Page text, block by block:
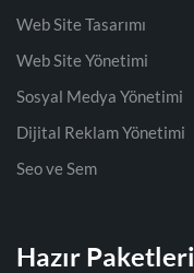
Web Site Tasarımı
Web Site Yönetimi
Sosyal Medya Yönetimi
Dijital Reklam Yönetimi
Seo ve Sem
Hazır Paketleri